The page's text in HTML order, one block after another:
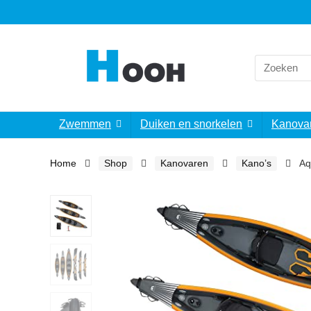
Search
for:
Zwemmen Duiken en snorkelen
Home Shop Kanovaren Kano’s